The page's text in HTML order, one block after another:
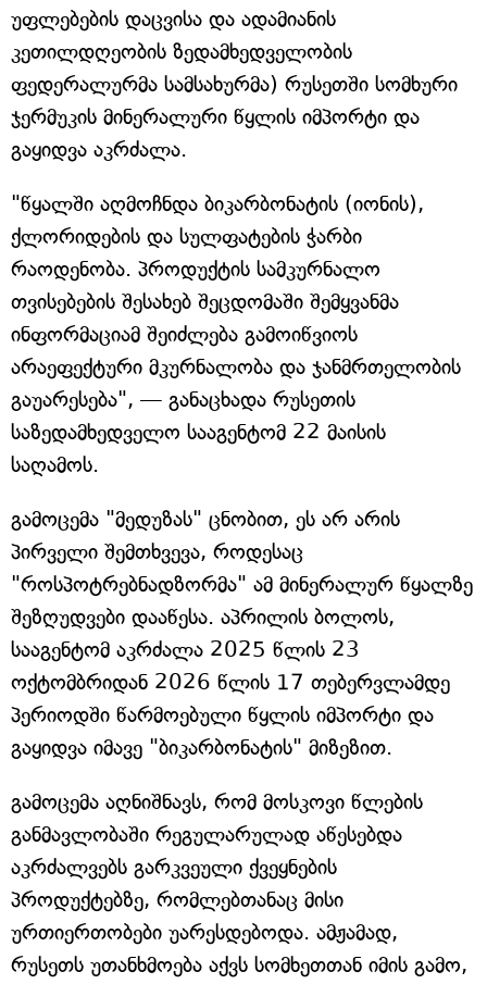
უფლებების დაცვისა და ადამიანის
კეთილდღეობის ზედამხედველობის
ფედერალურმა სამსახურმა) რუსეთში სომხური
ჯერმუკის მინერალური წყლის იმპორტი და
გაყიდვა აკრძალა.
"წყალში აღმოჩნდა ბიკარბონატის (იონის),
ქლორიდების და სულფატების ჭარბი
რაოდენობა. პროდუქტის სამკურნალო
თვისებების შესახებ შეცდომაში შემყვანმა
ინფორმაციამ შეიძლება გამოიწვიოს
არაეფექტური მკურნალობა და ჯანმრთელობის
გაუარესება", — განაცხადა რუსეთის
საზედამხედველო სააგენტომ 22 მაისის
საღამოს.
გამოცემა "მედუზას" ცნობით, ეს არ არის
პირველი შემთხვევა, როდესაც
"როსპოტრებნადზორმა" ამ მინერალურ წყალზე
შეზღუდვები დააწესა. აპრილის ბოლოს,
სააგენტომ აკრძალა 2025 წლის 23
ოქტომბრიდან 2026 წლის 17 თებერვლამდე
პერიოდში წარმოებული წყლის იმპორტი და
გაყიდვა იმავე "ბიკარბონატის" მიზეზით.
გამოცემა აღნიშნავს, რომ მოსკოვი წლების
განმავლობაში რეგულარულად აწესებდა
აკრძალვებს გარკვეული ქვეყნების
პროდუქტებზე, რომლებთანაც მისი
ურთიერთობები უარესდებოდა. ამჟამად,
რუსეთს უთანხმოება აქვს სომხეთთან იმის გამო,